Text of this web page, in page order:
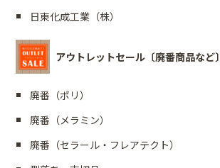
日東化成工業（株）
アウトレットセール〔廃番商品など〕
廃番（ポリ）
廃番（メラミン）
廃番（セラール・フレアテクト）